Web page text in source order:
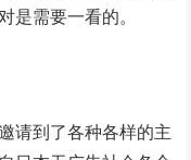
是需要一看的。
请到了各种各样的主